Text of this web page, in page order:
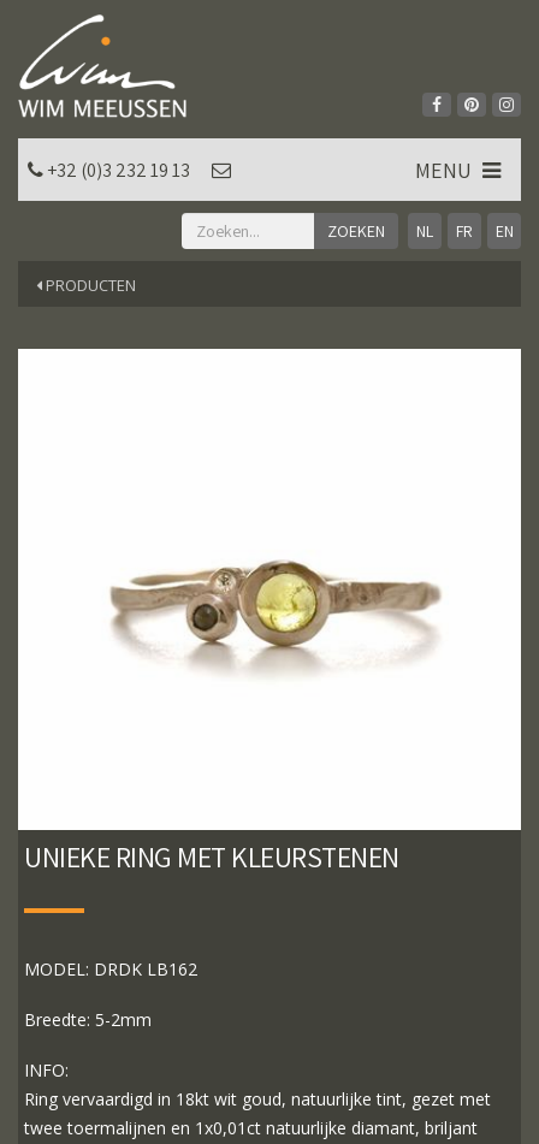
NL FR EN
+32 (0)3 232 19 13 MENU
PRODUCTEN
UNIEKE RING MET KLEURSTENEN
MODEL: DRDK LB162
Breedte: 5-2mm
INFO:
Ring vervaardigd in 18kt wit goud, natuurlijke tint, gezet met
twee toermalijnen en 1x0,01ct natuurlijke diamant, briljant